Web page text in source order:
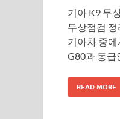
기아 K9 무
무상점검
기아차 중
G80과 동급
READ MORE